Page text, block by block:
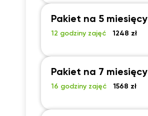
Pakiet na 5 miesięcy
12 godziny zajęć 1248 zł
Pakiet na 7 miesięcy
16 godziny zajęć 1568 zł